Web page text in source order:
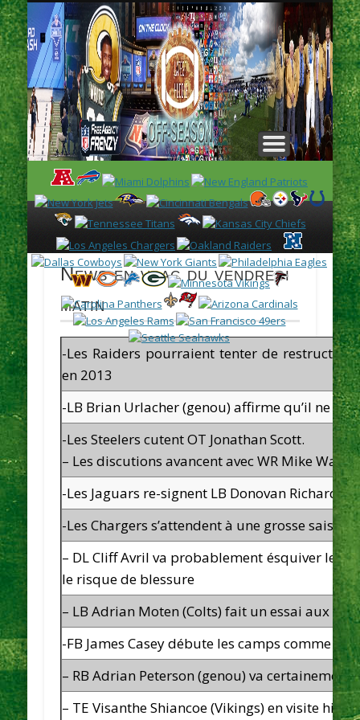
News en vrac du vendredi
matin
-Les Raiders pourraient tenter de
en 2013
-LB Brian Urlacher (genou) affirme qu’il ne
-Les Steelers cutent OT Jonathan Scott.
– Les discutions avancent avec WR Mike
-Les Jaguars re-signent LB Donovan Richard
-Les Chargers s’attendent à une grosse saison
– DL Cliff Avril va probablement ésquiver le
le risque de blessure
– LB Adrian Moten (Colts) fait un essai aux
-FB James Casey débute les camps comme
– RB Adrian Peterson (genou) va certainement
– TE Visanthe Shiancoe (Vikings) en visite hier